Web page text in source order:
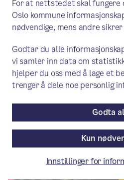
profitt?
Etter to dager på
foreslo elever på
digitalt brettspill for å
rundt Fairtrade og
produksjon.
/ Publisert: 02.06.2026
Av Økonomi- og forvaltningsetaten
For at nettstedet skal
Oslo kommune
nødvendige, mens andre
Godtar du alle
vi samler inn data om
hjelper du oss med å lage et
trenger å dele noe personlig
Kun
Godta
Innstillinger for